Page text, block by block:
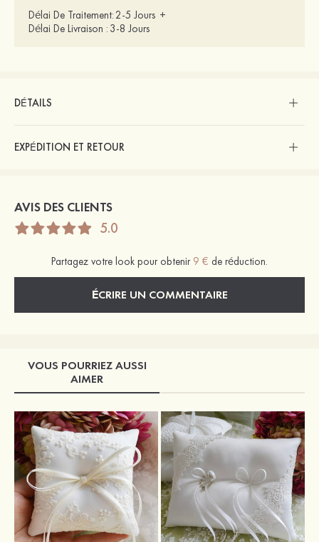
Délai De Traitement: 2-5 Jours +
Délai De Livraison : 3-8 Jours
DÉTAILS
EXPÉDITION ET RETOUR
AVIS DES CLIENTS
5.0
Partagez votre look pour obtenir 9 € de réduction.
ÉCRIRE UN COMMENTAIRE
VOUS POURRIEZ AUSSI
AIMER